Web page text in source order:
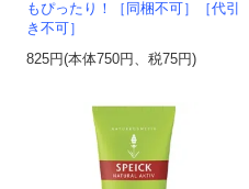
もぴったり！［同梱不可］［代引
き不可］
825円(本体750円、税75円)